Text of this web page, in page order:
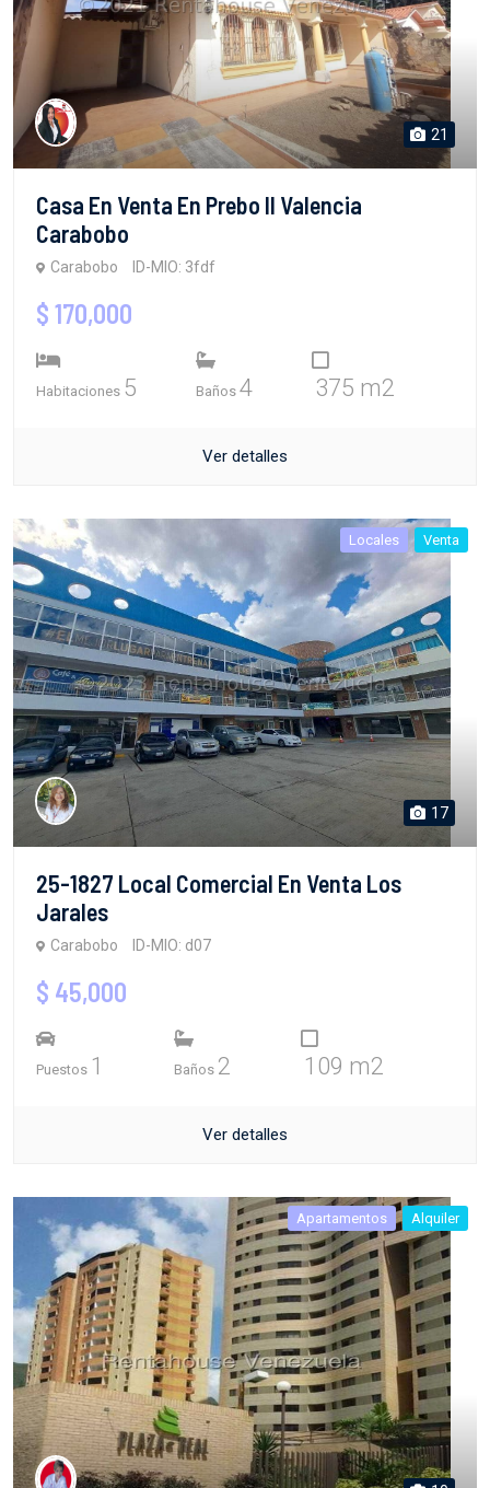
21
Casa En Venta En Prebo II Valencia
Carabobo
Carabobo ID-MIO: 3fdf
$ 170,000
Habitaciones 5 Baños 4 375 m2
Ver detalles
Locales Venta
17
25-1827 Local Comercial En Venta Los
Jarales
Carabobo ID-MIO: d07
$ 45,000
Puestos 1 Baños 2 109 m2
Ver detalles
Apartamentos Alquiler